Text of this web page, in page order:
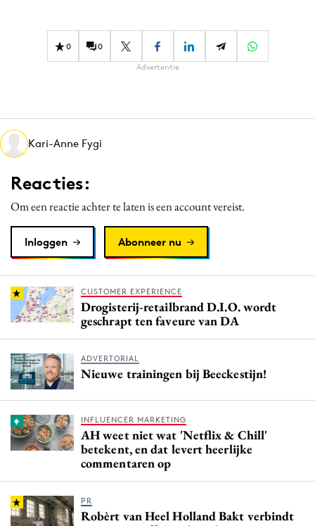
Influencer marketing
Interne communicatie
Media
Merkstrategie
PR
Programmatic
Reputatie & crisis
0 0
Advertentie
Kari-Anne Fygi
Reacties:
Om een reactie achter te laten is een account vereist.
Inloggen Abonneer nu
CUSTOMER EXPERIENCE
Drogisterij-retailbrand D.I.O. wordt
geschrapt ten faveure van DA
ADVERTORIAL
Nieuwe trainingen bij Beeckestijn!
INFLUENCER MARKETING
AH weet niet wat 'Netflix & Chill'
betekent, en dat levert heerlijke
commentaren op
PR
Robèrt van Heel Holland Bakt verbindt